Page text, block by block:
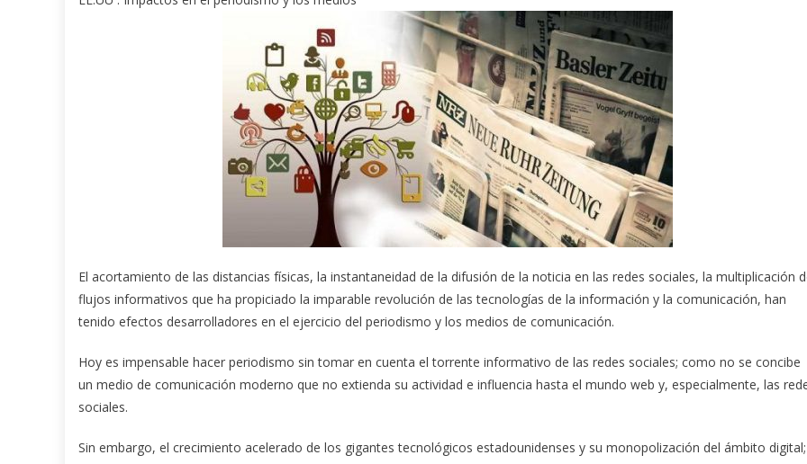
El acortamiento de las distancias físicas, la instantaneidad de la difusión de la noticia en las redes sociales, la multiplicación
flujos informativos que ha propiciado la imparable revolución de las tecnologías de la información y la comunicación, han
tenido efectos desarrolladores en el ejercicio del periodismo y los medios de comunicación.
Hoy es impensable hacer periodismo sin tomar en cuenta el torrente informativo de las redes sociales; como no se concibe
un medio de comunicación moderno que no extienda su actividad e influencia hasta el mundo web y, especialmente, las
sociales.
Sin embargo, el crecimiento acelerado de los gigantes tecnológicos estadounidenses y su monopolización del ámbito digital;